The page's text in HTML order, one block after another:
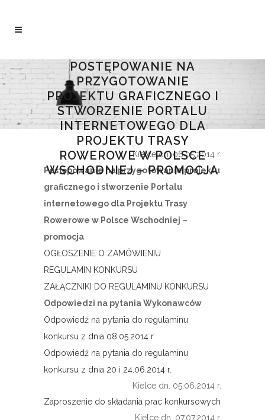
POSTĘPOWANIE NA
PRZYGOTOWANIE
PROJEKTU GRAFICZNEGO I
STWORZENIE PORTALU
INTERNETOWEGO DLA
PROJEKTU TRASY
ROWEROWE W POLSCE
WSCHODNIEJ – PROMOCJA
Kielce dn. 06.05.2014 r.
Postępowanie na przygotowanie projektu
graficznego i stworzenie Portalu
internetowego dla Projektu Trasy
Rowerowe w Polsce Wschodniej –
promocja
OGŁOSZENIE O ZAMÓWIENIU
REGULAMIN KONKURSU
ZAŁĄCZNIKI DO REGULAMINU KONKURSU
Odpowiedzi na pytania Wykonawców
Odpowiedź na pytania do regulaminu
konkursu z dnia 08.05.2014 r.
Odpowiedź na pytania do regulaminu
konkursu z dnia 20 i 24.06.2014 r.
Kielce dn. 05.06.2014 r.
Zaproszenie do składania prac konkursowych
Kielce dn. 07.07.2014 r.